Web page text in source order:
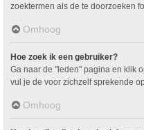
zoektermen als de te doorzoeken
Omhoog
Hoe zoek ik een gebruiker?
Ga naar de "leden" pagina en klik
vul je de voor zichzelf sprekende
Omhoog